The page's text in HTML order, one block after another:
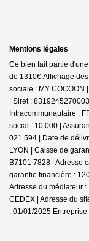
Mentions légales
Ce bien fait partie
de 1310€.Affichage
sociale : MY COCOON
| Siret :
Intracommunautaire :
social : 10 000 |
021 594 | Date de
LYON | Caisse de
B7101 7828 | Adresse
garantie financière :
Adresse du médiateur
CEDEX | Adresse du
: 01/01/2025